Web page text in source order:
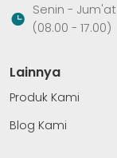
Senin - Jum'at
(08.00 - 17.00)
Lainnya
Produk Kami
Blog Kami